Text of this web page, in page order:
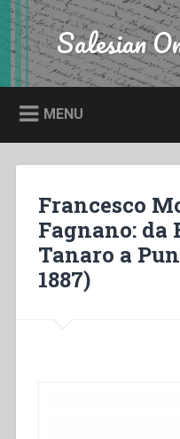
Skip
to
content
Search Salesian
MENU
Francesco
Fagnano: da
Tanaro a
1887)